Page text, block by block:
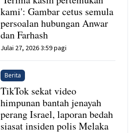
kami': Gambar cetus semula
persoalan hubungan Anwar
dan Farhash
Julai 27, 2026 3:59 pagi
Berita
TikTok sekat video
himpunan bantah jenayah
perang Israel, laporan bedah
siasat insiden polis Melaka